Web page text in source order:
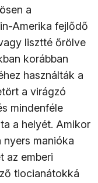
a
Amerika fejlődő
lisztté őrölve
korábban
használták a
a virágzó
mindenféle
a helyét. Amikor
manióka
az emberi
tiocianátokká